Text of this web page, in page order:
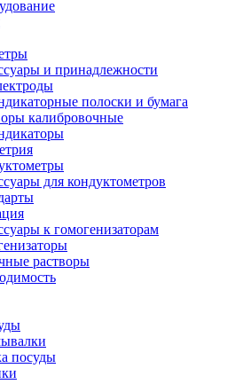
и принадлежности
полоски и бумага
калибровочные
для кондуктометров
к гомогенизаторам
растворы
посуды